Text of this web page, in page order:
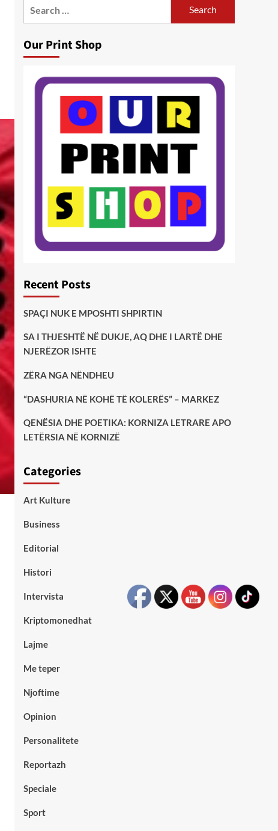
Our Print Shop
Recent Posts
SPAÇI NUK E MPOSHTI SHPIRTIN
SA I THJESHTË NË DUKJE, AQ DHE I LARTË DHE
NJERËZOR ISHTE
ZËRA NGA NËNDHEU
“DASHURIA NË KOHË TË KOLERËS” – MARKEZ
QENËSIA DHE POETIKA: KORNIZA LETRARE APO
LETËRSIA NË KORNIZË
Categories
Art Kulture
Business
Editorial
Histori
Intervista
Kriptomonedhat
Lajme
Me teper
Njoftime
Opinion
Personalitete
Reportazh
Speciale
Sport